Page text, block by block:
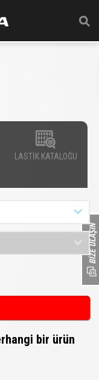
LASTİK KATALOĞU
bir ürün